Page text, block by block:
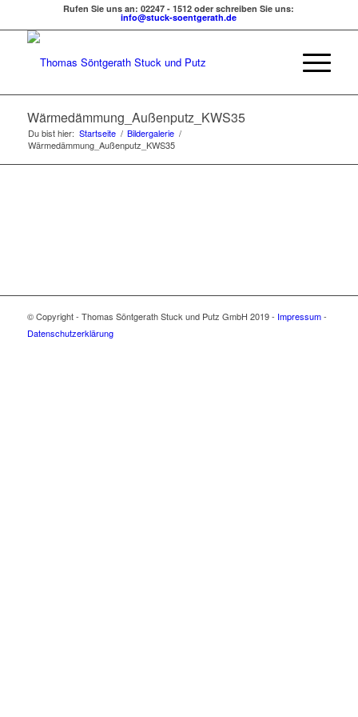
Rufen Sie uns an: 02247 - 1512 oder schreiben Sie uns:
info@stuck-soentgerath.de
Wärmedämmung_Außenputz_KWS35
Du bist hier: Startseite / Bildergalerie /
Wärmedämmung_Außenputz_KWS35
© Copyright - Thomas Söntgerath Stuck und Putz GmbH 2019 - Impressum-
Datenschutzerklärung